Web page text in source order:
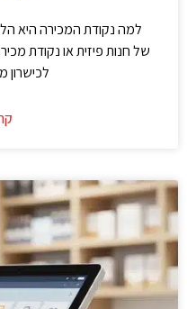
למה נקודת המכירה היא
של חנות פיזית או נקודת
לכישרון